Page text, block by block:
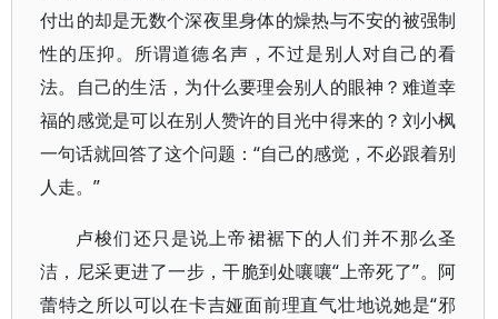
付出的却是无数个深夜里身体的燥热与不安的被强制
性的压抑。所谓道德名声，不过是别人对自己的看
法。自己的生活，为什么要理会别人的眼神？难道幸
福的感觉是可以在别人赞许的目光中得来的？刘小枫
一句话就回答了这个问题：“自己的感觉，不必跟着别
人走。”
卢梭们还只是说上帝裙裾下的人们并不那么圣
洁，尼采更进了一步，干脆到处嚷嚷“上帝死了”。阿
蕾特之所以可以在卡吉娅面前理直气壮地说她是“邪